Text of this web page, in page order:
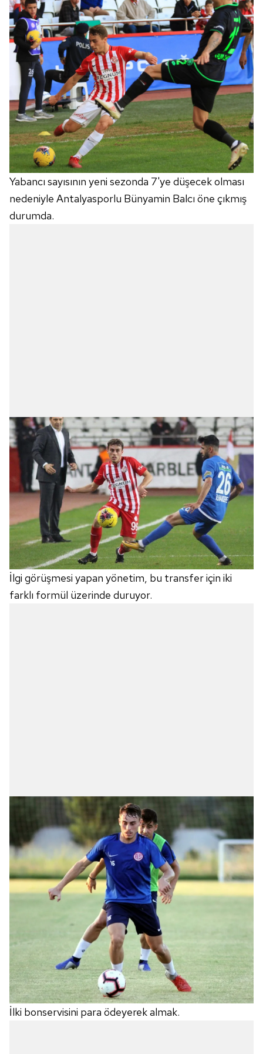
Çerezlere ilişkin tercihlerinizi aşağıda yer alan panel
vasıtasıyla belirleyebilirsiniz. Çerezlere ilişkin detaylı bilgi
için Ayarlar butonuna tıklayabilir,
Çerez Bilgilendirme
Metnimizi
ziyaret edebilirsiniz.
6698 sayılı Kişisel Verilerin Korunması Kanunu uyarınca
hazırlanmış Aydınlatma Metnimizi okumak ve sitemizde
ilgili mevzuata uygun olarak kullanılan çerezlerle ilgili bilgi
almak için lütfentıklayınız.
Yabancı sayısının yeni sezonda 7'ye düşecek olması
nedeniyle Antalyasporlu Bünyamin Balcı öne çıkmış
durumda.
İlgi görüşmesi yapan yönetim, bu transfer için iki
farklı formül üzerinde duruyor.
İlki bonservisini para ödeyerek almak.